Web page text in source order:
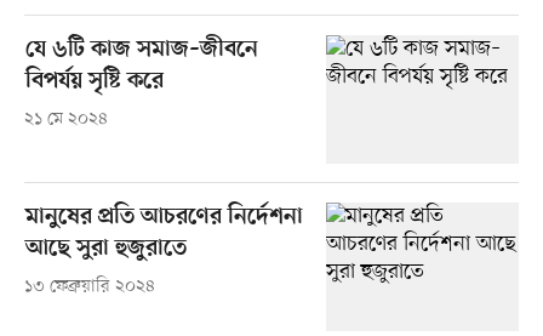
যে ৬টি কাজ সমাজ–জীবনে
বিপর্যয় সৃষ্টি করে
২১ মে ২০২৪
মানুষের প্রতি আচরণের নির্দেশনা
আছে সুরা হুজুরাতে
১৩ ফেব্রুয়ারি ২০২৪